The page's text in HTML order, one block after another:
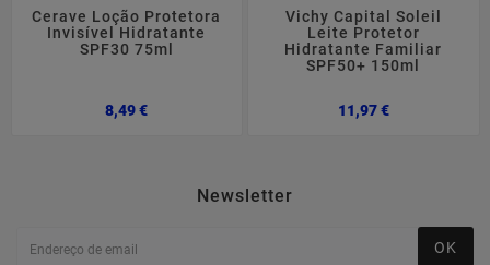
Cerave Loção Protetora
Invisível Hidratante
SPF30 75ml
8,49 €Preço
Vichy Capital Soleil
Leite Protetor
Hidratante Familiar
SPF50+ 150ml
11,97 €Preço
Newsletter
OK